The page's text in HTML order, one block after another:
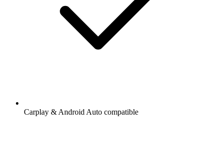
Carplay & Android Auto compatible